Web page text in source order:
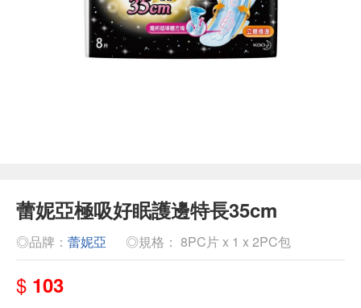
蕾妮亞極吸好眠護邊特長35cm
◎品牌： 蕾妮亞 ◎規格： 8PC片 x 1 x 2PC包
$ 103